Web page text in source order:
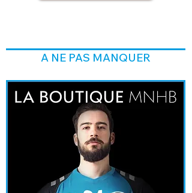
A NE PAS MANQUER